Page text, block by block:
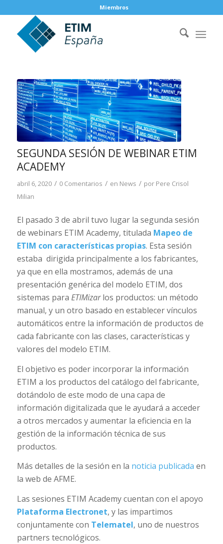
Miembros
SEGUNDA SESIÓN DE WEBINAR ETIM
ACADEMY
abril 6, 2020 / 0 Comentarios / en News / por Pere Crisol
Milian
El pasado 3 de abril tuvo lugar la segunda sesión
de webinars ETIM Academy, titulada Mapeo de
ETIM con características propias. Esta sesión
estaba dirigida principalmente a los fabricantes,
ya que en ella mostramos, además de una
presentación genérica del modelo ETIM, dos
sistemas para ETIMizarlos productos: un método
manual, y un otro basado en establecer vínculos
automáticos entre la información de productos de
cada fabricante con las clases, características y
valores del modelo ETIM.
El objetivo es poder incorporar la información
ETIM a los productos del catálogo del fabricante,
dotándolo de este modo de una capa de
información digitalizada que le ayudará a acceder
a otros mercados y aumentar la eficiencia en la
gestión de la información técnica de sus
productos.
Más detalles de la sesión en la noticia publicada en
la web de AFME.
Las sesiones ETIM Academy cuentan con el apoyo
Plataforma Electronet, y las impartimos
conjuntamente con Telematel, uno de nuestros
partners tecnológicos.